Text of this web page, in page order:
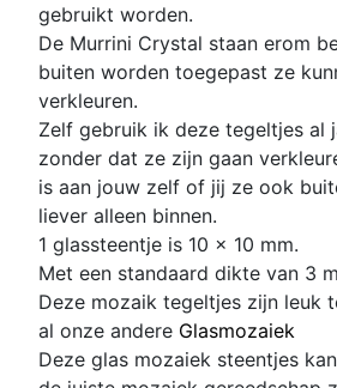
gebruikt worden.
De Murrini Crystal staan erom
buiten worden toegepast ze
verkleuren.
Zelf gebruik ik deze tegeltjes al
zonder dat ze zijn gaan
is aan jouw zelf of jij ze ook
liever alleen binnen.
1 glassteentje is 10 x 10 mm.
Met een standaard dikte van 3
Deze mozaik tegeltjes zijn leuk
al onze andere Glasmozaiek
Deze glas mozaiek steentjes